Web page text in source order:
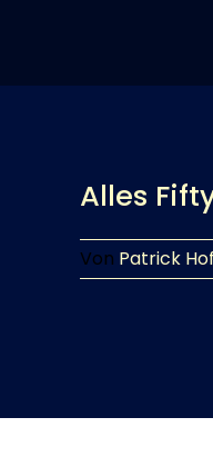
Alles
Von Patrick